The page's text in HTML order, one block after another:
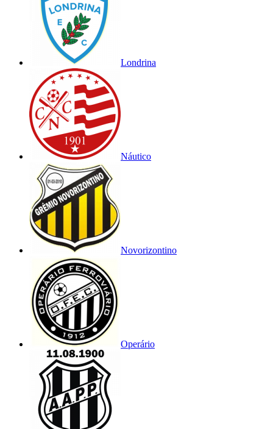
Londrina
Náutico
Novorizontino
Operário